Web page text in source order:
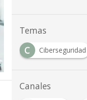
Temas
C
Ciberseguridad
Canales